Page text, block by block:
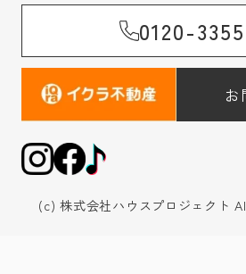
0120-
お
(c) 株式会社ハウスプロジェクト